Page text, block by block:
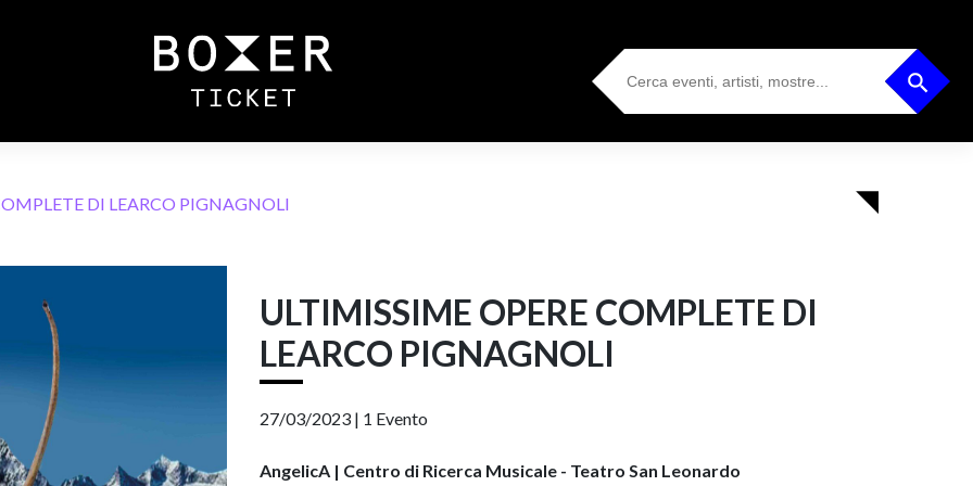
Search
for:
Search Button
DI LEARCO PIGNAGNOLI
ULTIMISSIME OPERE COMPLETE DI
LEARCO PIGNAGNOLI
27/03/2023 | 1 Evento
AngelicA | Centro di Ricerca Musicale - Teatro San Leonardo